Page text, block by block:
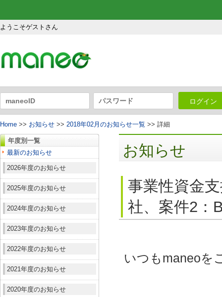
ようこそゲストさん
ログイン
Home >> お知らせ >> 2018年02月のお知らせ一覧 >> 詳細
年度別一覧
最新のお知らせ
2026年度のお知らせ
2025年度のお知らせ
2024年度のお知らせ
2023年度のお知らせ
2022年度のお知らせ
2021年度のお知らせ
2020年度のお知らせ
お知らせ
事業性資金
社、案件2：
いつもmaneoを